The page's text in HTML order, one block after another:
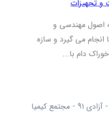
و تجهیزات
اصول مهندسی و
انجام می گیرد و سازه
دام با...
مشهد - بزرگراه آزادی - آزادی 91 - مجتمع کیمیا